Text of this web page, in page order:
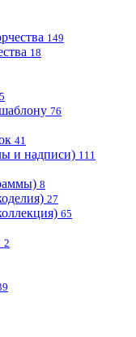
149
18
5
76
41
и надписи) 111
8
27
65
2